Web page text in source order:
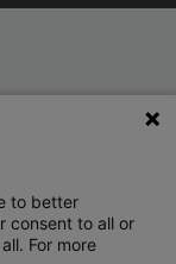
to better
consent to all or
For more